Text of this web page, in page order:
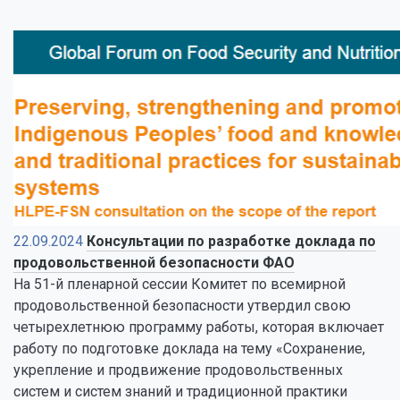
22.09.2024 Консультации по разработке доклада по
продовольственной безопасности ФАО
На 51-й пленарной сессии Комитет по всемирной
продовольственной безопасности утвердил свою
четырехлетнюю программу работы, которая включает
работу по подготовке доклада на тему «Сохранение,
укрепление и продвижение продовольственных
систем и систем знаний и традиционной практики